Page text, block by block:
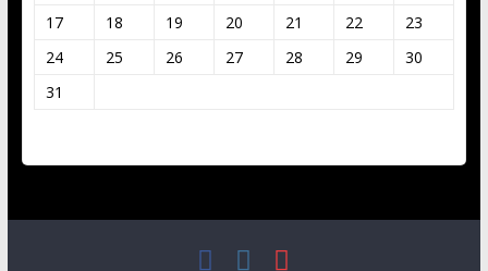
17
18 19 20 21 22
23
24
25 26 27 28 29
30
31